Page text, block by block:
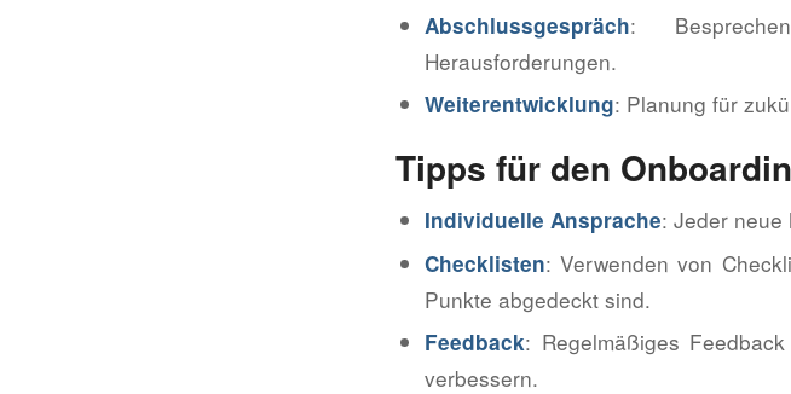
Abschlussgespräch:
Herausforderungen.
Weiterentwicklung: Planung für
Tipps für den
Individuelle Ansprache: Jeder neue
Checklisten: Verwenden von
Punkte abgedeckt sind.
Feedback: Regelmäßiges
verbessern.